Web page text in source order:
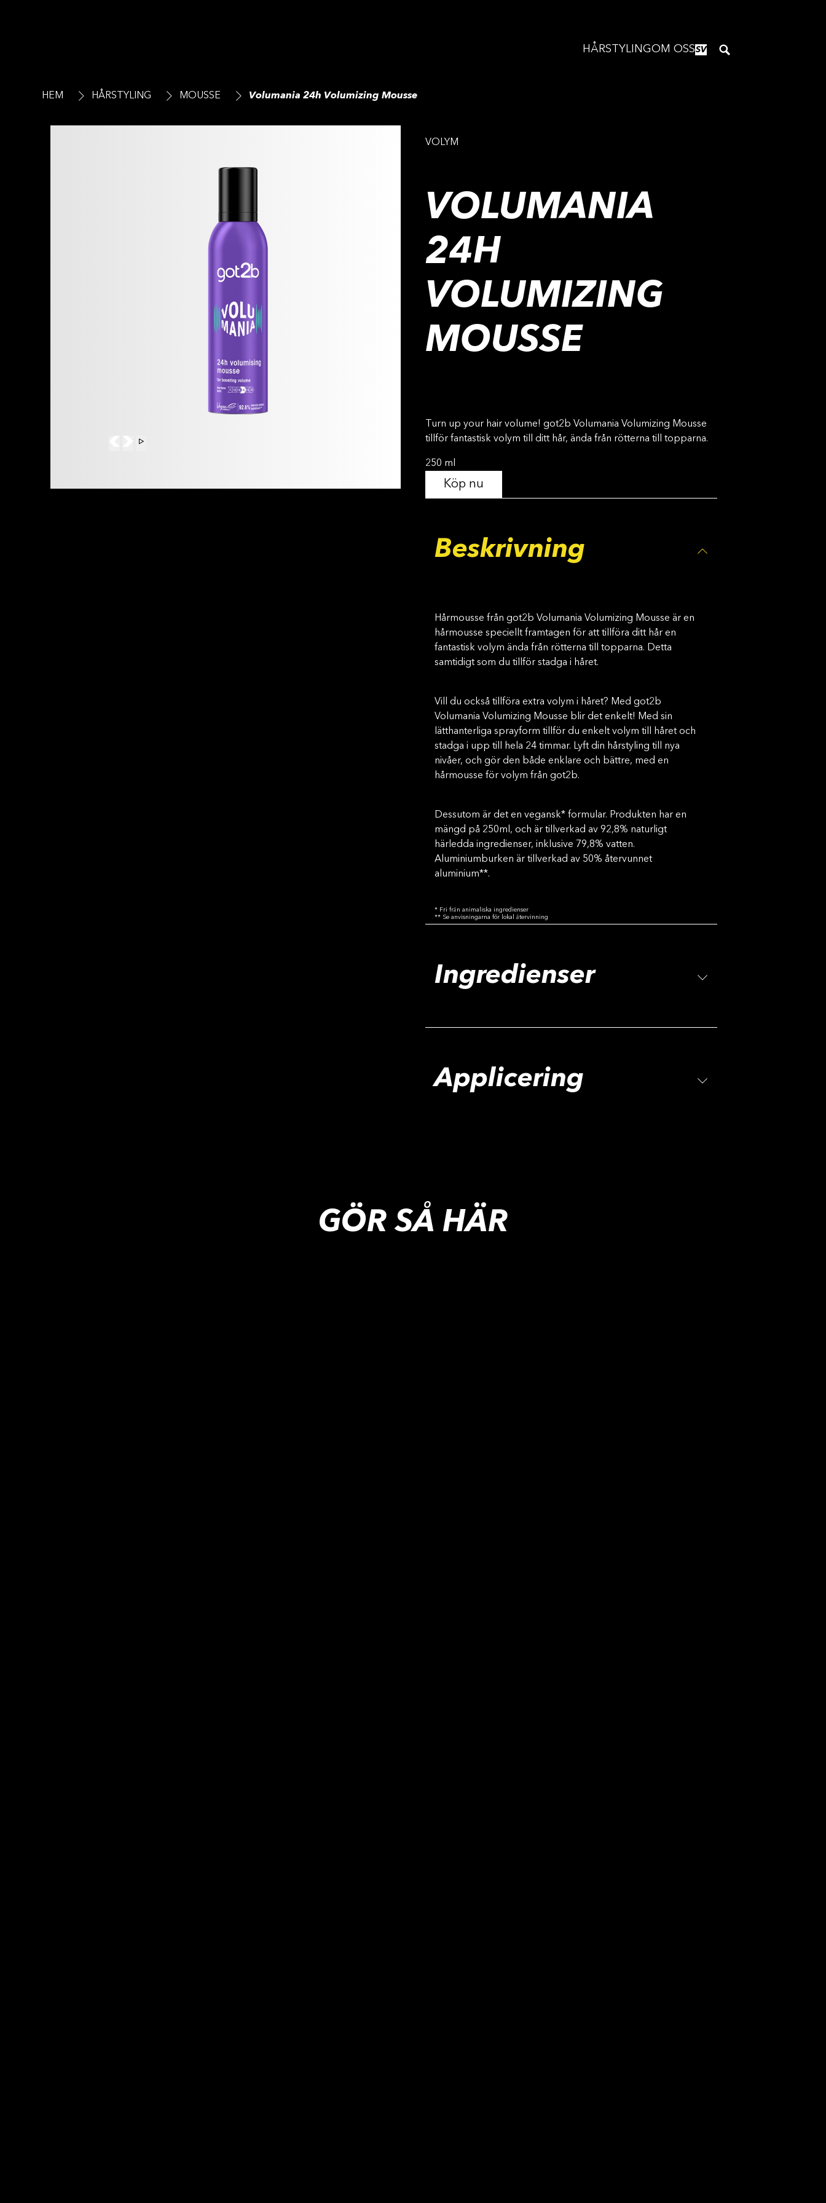
HÅRSTYLINGOM OSSSV
HEM HÅRSTYLING MOUSSE Volumania 24h Volumizing Mousse
VOLYM
VOLUMANIA
24H
VOLUMIZING
MOUSSE
Turn up your hair volume! got2b Volumania Volumizing Mousse
tillför fantastisk volym till ditt hår, ända från rötterna till topparna.
250 ml
Köp nu
Beskrivning
Hårmousse från got2b Volumania Volumizing Mousse är en
hårmousse speciellt framtagen för att tillföra ditt hår en
fantastisk volym ända från rötterna till topparna. Detta
samtidigt som du tillför stadga i håret.
Vill du också tillföra extra volym i håret? Med got2b
Volumania Volumizing Mousse blir det enkelt! Med sin
lätthanterliga sprayform tillför du enkelt volym till håret och
stadga i upp till hela 24 timmar. Lyft din hårstyling till nya
nivåer, och gör den både enklare och bättre, med en
hårmousse för volym från got2b.
Dessutom är det en vegansk* formular. Produkten har en
mängd på 250ml, och är tillverkad av 92,8% naturligt
härledda ingredienser, inklusive 79,8% vatten.
Aluminiumburken är tillverkad av 50% återvunnet
aluminium**.
* Fri från animaliska ingredienser
** Se anvisningarna för lokal återvinning
Ingredienser
Applicering
GÖR SÅ HÄR